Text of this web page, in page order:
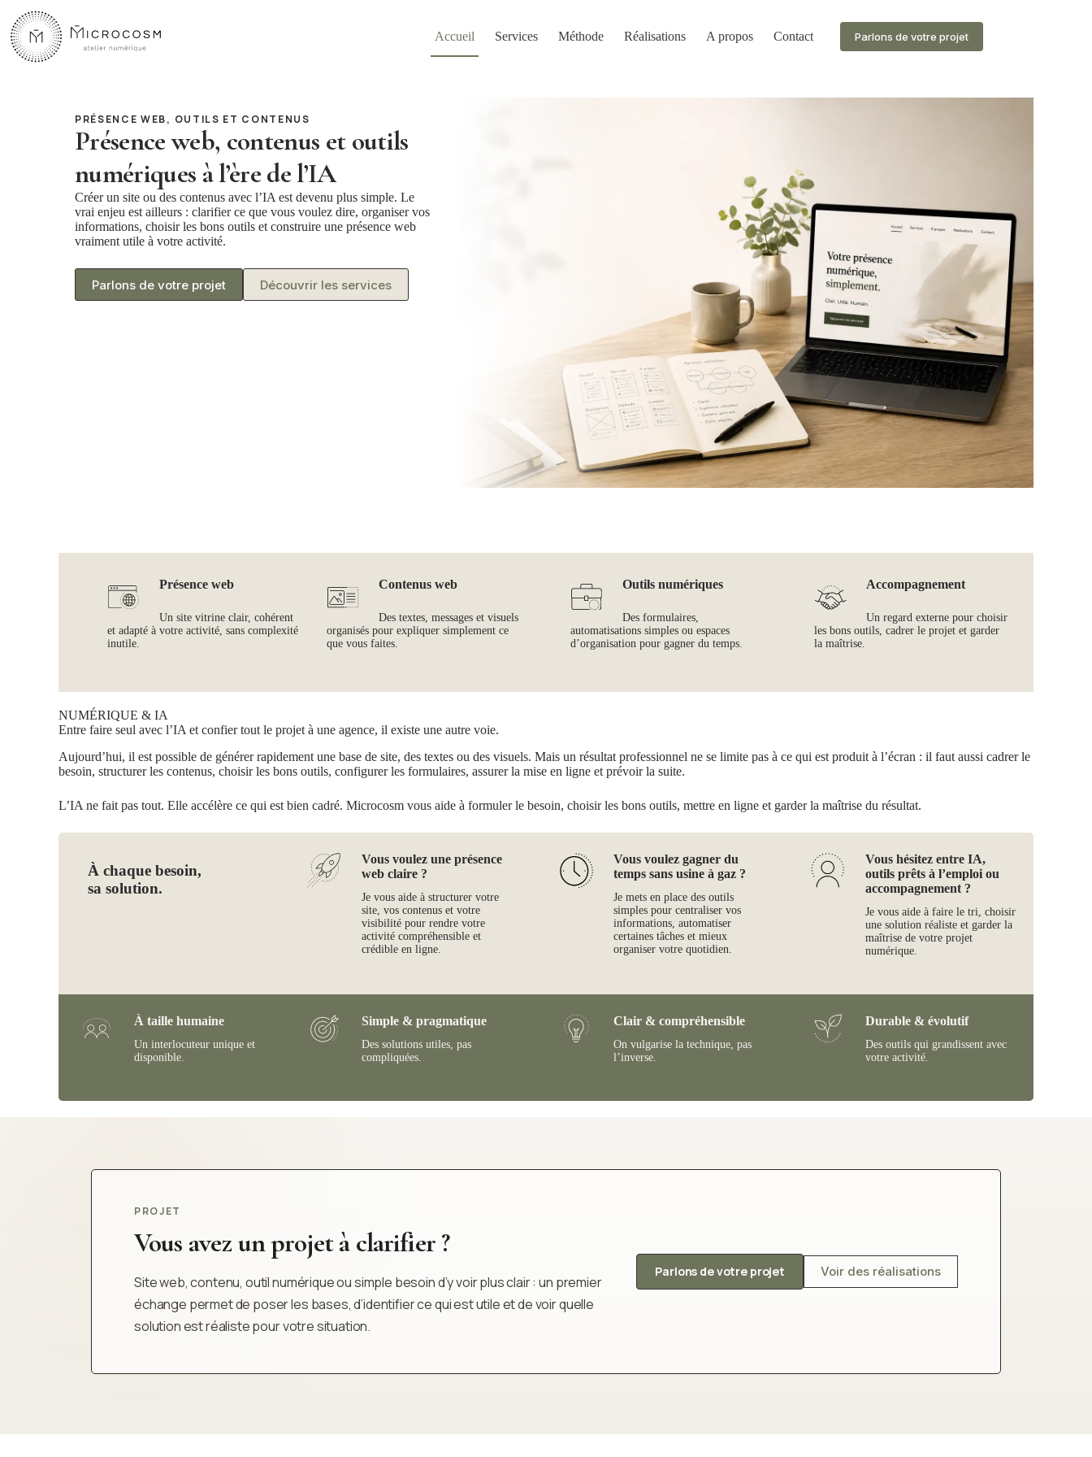
contenu
Accueil Services Méthode Réalisations A propos Contact Parlons de votre projet
PRÉSENCE WEB, OUTILS ET CONTENUS
Présence web, contenus et outils
numériques à l’ère de l’IA
Créer un site ou des contenus avec l’IA est devenu plus simple. Le
vrai enjeu est ailleurs : clarifier ce que vous voulez dire, organiser vos
informations, choisir les bons outils et construire une présence web
vraiment utile à votre activité.
Parlons de votre projet Découvrir les services
Présence web
Un site vitrine clair, cohérent
et adapté à votre activité, sans complexité
inutile.
Contenus web
Des textes, messages et visuels
organisés pour expliquer simplement ce
que vous faites.
Outils numériques
Des formulaires,
automatisations simples ou espaces
d’organisation pour gagner du temps.
Accompagnement
Un regard externe pour choisir
les bons outils, cadrer le projet et garder
la maîtrise.
NUMÉRIQUE & IA
Entre faire seul avec l’IA et confier tout le projet à une agence, il existe une autre voie.
Aujourd’hui, il est possible de générer rapidement une base de site, des textes ou des visuels. Mais un résultat professionnel ne se limite pas à ce qui est produit à l’écran : il faut aussi cadrer le
besoin, structurer les contenus, choisir les bons outils, configurer les formulaires, assurer la mise en ligne et prévoir la suite.
L’IA ne fait pas tout. Elle accélère ce qui est bien cadré. Microcosm vous aide à formuler le besoin, choisir les bons outils, mettre en ligne et garder la maîtrise du résultat.
À chaque besoin,
sa solution.
Vous voulez une présence
web claire ?
Je vous aide à structurer votre
site, vos contenus et votre
visibilité pour rendre votre
activité compréhensible et
crédible en ligne.
Vous voulez gagner du
temps sans usine à gaz ?
Je mets en place des outils
simples pour centraliser vos
informations, automatiser
certaines tâches et mieux
organiser votre quotidien.
Vous hésitez entre IA,
outils prêts à l’emploi ou
accompagnement ?
Je vous aide à faire le tri, choisir
une solution réaliste et garder la
maîtrise de votre projet
numérique.
À taille humaine
Un interlocuteur unique et
disponible.
Simple & pragmatique
Des solutions utiles, pas
compliquées.
Clair & compréhensible
On vulgarise la technique, pas
l’inverse.
Durable & évolutif
Des outils qui grandissent avec
votre activité.
PROJET
Vous avez un projet à clarifier ?
Site web, contenu, outil numérique ou simple besoin d’y voir plus clair : un premier
échange permet de poser les bases, d’identifier ce qui est utile et de voir quelle
solution est réaliste pour votre situation.
Parlons de votre projet Voir des réalisations